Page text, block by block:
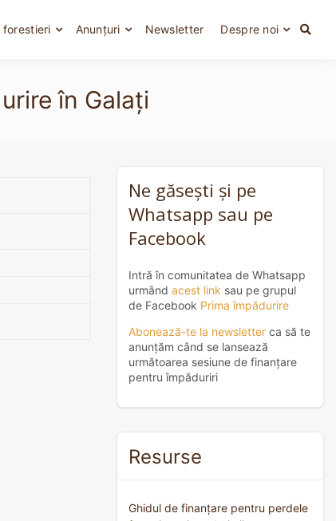
forestieri Anunțuri Newsletter Despre noi
în Galați
Ne găsești și pe
Whatsapp sau pe
Facebook
Intră în comunitatea de Whatsapp
urmând acest link sau pe grupul
de Facebook Prima împădurire
Abonează-te la newsletter ca să te
anunțăm când se lansează
următoarea sesiune de finanțare
pentru împăduriri
Resurse
Ghidul de finanțare pentru perdele